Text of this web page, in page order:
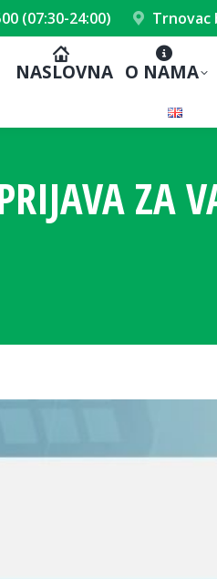
(07:30-24:00) Trnovac
NASLOVNA O NAMA
ZA